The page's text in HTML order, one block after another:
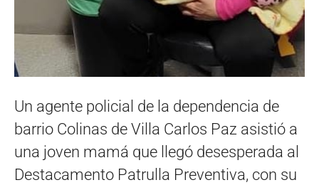
Un agente policial de la dependencia de
barrio Colinas de Villa Carlos Paz asistió a
una joven mamá que llegó desesperada al
Destacamento Patrulla Preventiva, con su